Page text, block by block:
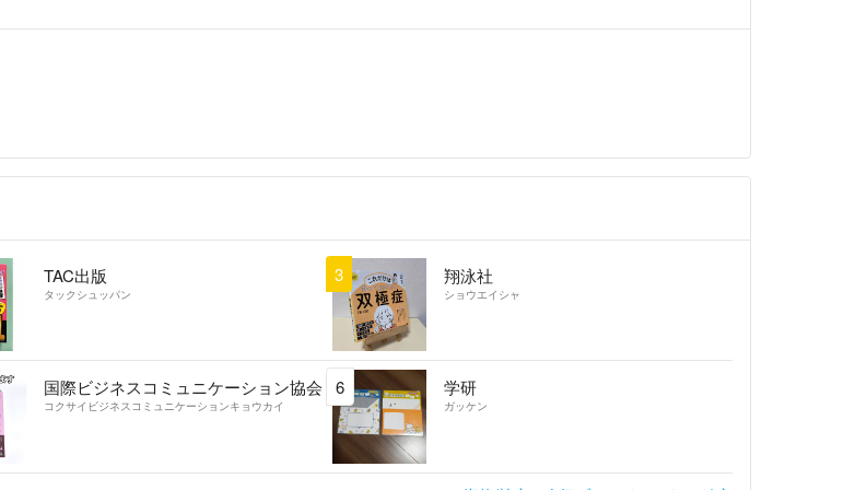
TAC出版
タックシュッパン
3 翔泳社
ショウエイシャ
国際ビジネスコミュニケーション協会
コクサイビジネスコミュニケーションキョウカイ
6 学研
ガッケン